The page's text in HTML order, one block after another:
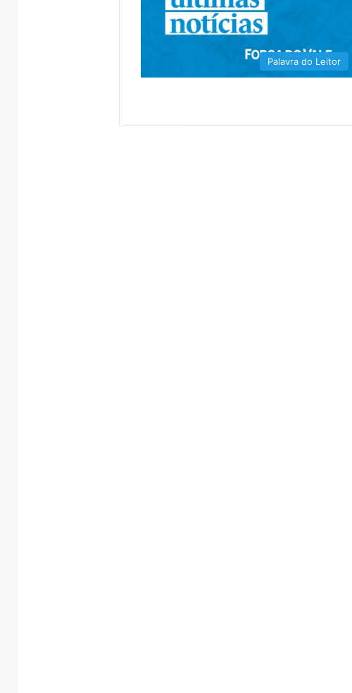
Palavra do Leitor